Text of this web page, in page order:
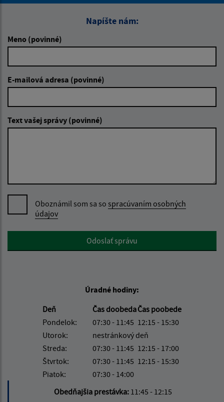
Napíšte nám:
Meno (povinné)
E-mailová adresa (povinné)
Text vašej správy (povinné)
Oboznámil som sa so spracúvaním osobných
údajov
Google reCaptcha ResponseOdoslať správu
Úradné hodiny:
Deň
Čas doobedaČas poobede
Pondelok:
07:30 - 11:45 12:15 - 15:30
Utorok:
nestránkový deň
Streda:
07:30 - 11:45 12:15 - 17:00
Štvrtok:
07:30 - 11:45 12:15 - 15:30
Piatok:
07:30 - 14:00
Obedňajšia prestávka: 11:45 - 12:15